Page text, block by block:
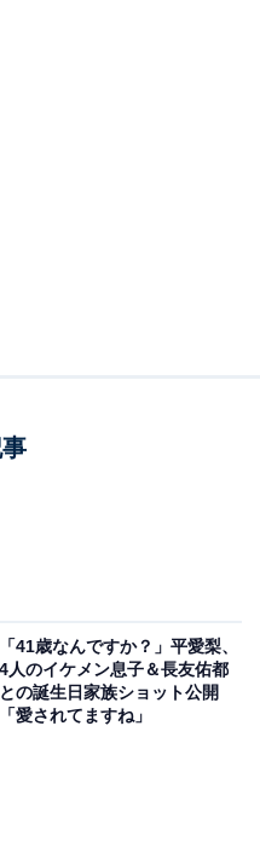
「41歳なんですか？」平愛梨、
4人のイケメン息子＆長友佑都
との誕生日家族ショット公開
「愛されてますね」